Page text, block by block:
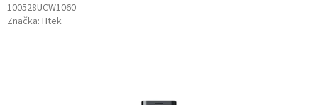
100528UCW1060
Značka: Htek